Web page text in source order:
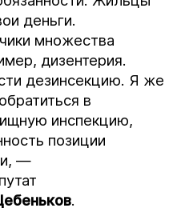
деньги.
множества
дизентерия.
дезинсекцию. Я же
в
инспекцию,
позиции
—
.